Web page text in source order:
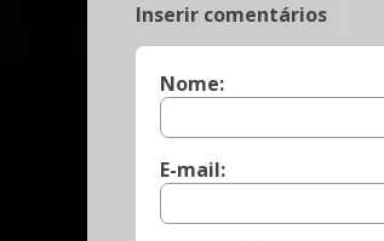
Inserir comentários
Nome:
E-mail: